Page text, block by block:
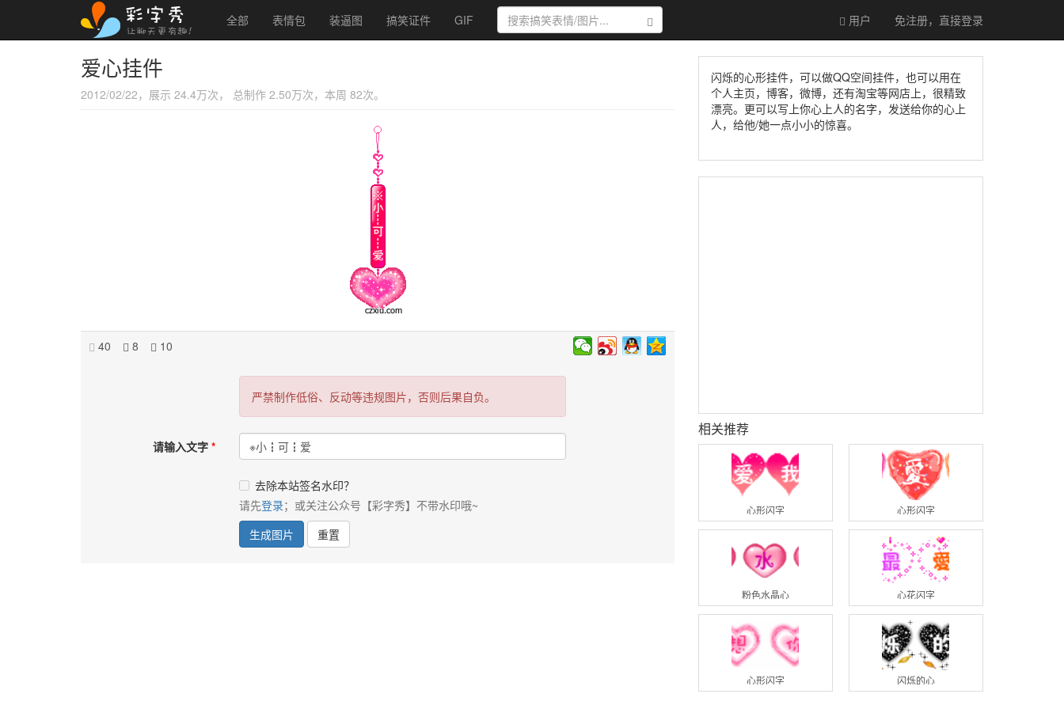
全部 表情包 装逼图 搞笑证件 GIF 搜索 用户 免注册，直接登录
爱心挂件
2012/02/22，展示 24.4万次， 总制作 2.50万次，本周 82次。
40 8 10
严禁制作低俗、反动等违规图片，否则后果自负。
请输入文字
去除本站签名水印？
请先登录；或关注公众号【彩字秀】不带水印哦~
生成图片
重置
闪烁的心形挂件，可以做QQ空间挂件，也可以用在
个人主页，博客，微博，还有淘宝等网店上，很精致
漂亮。更可以写上你心上人的名字，发送给你的心上
人，给他/她一点小小的惊喜。
相关推荐
心形闪字 心形闪字
粉色水晶心 心花闪字
心形闪字 闪烁的心